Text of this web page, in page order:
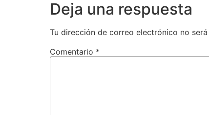
Deja una respuesta
Tu dirección de correo electrónico no
Comentario *